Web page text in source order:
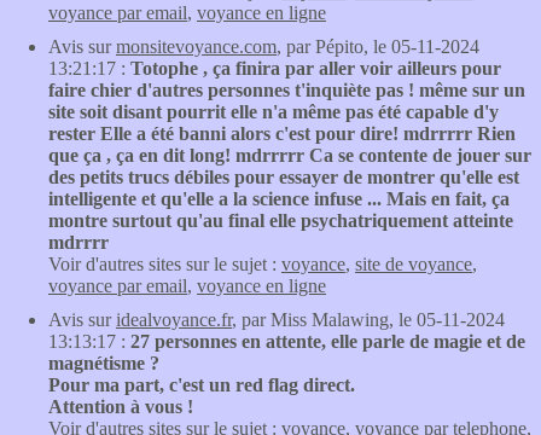
voyance par email, voyance en ligne
Avis surmonsitevoyance.com, par Pépito, le 05-11-2024
13:21:17 : Totophe , ça finira par aller voir ailleurs pour
faire chier d'autres personnes t'inquiète pas ! même sur un
site soit disant pourrit elle n'a même pas été capable d'y
rester Elle a été banni alors c'est pour dire! mdrrrrr Rien
que ça , ça en dit long! mdrrrrr Ca se contente de jouer sur
des petits trucs débiles pour essayer de montrer qu'elle est
intelligente et qu'elle a la science infuse ... Mais en fait, ça
montre surtout qu'au final elle psychatriquement atteinte
mdrrrr
Voir d'autres sites sur le sujet : voyance, site de voyance,
voyance par email, voyance en ligne
Avis suridealvoyance.fr, par Miss Malawing, le 05-11-2024
13:13:17 : 27 personnes en attente, elle parle de magie et de
magnétisme ?
Pour ma part, c'est un red flag direct.
Attention à vous !
Voir d'autres sites sur le sujet : voyance, voyance par telephone,